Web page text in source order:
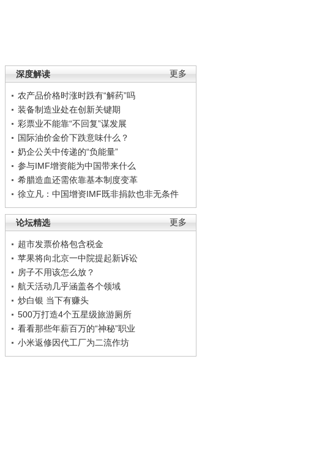
更多
深度解读
农产品价格时涨时跌有“解药”吗
装备制造业处在创新关键期
彩票业不能靠“不回复”谋发展
国际油价金价下跌意味什么？
奶企公关中传递的“负能量”
参与IMF增资能为中国带来什么
希腊造血还需依靠基本制度变革
徐立凡：中国增资IMF既非捐款也非无条件
更多
论坛精选
超市发票价格包含税金
苹果将向北京一中院提起新诉讼
房子不用该怎么放？
航天活动几乎涵盖各个领域
炒白银 当下有赚头
500万打造4个五星级旅游厕所
看看那些年薪百万的“神秘”职业
小米返修因代工厂为二流作坊